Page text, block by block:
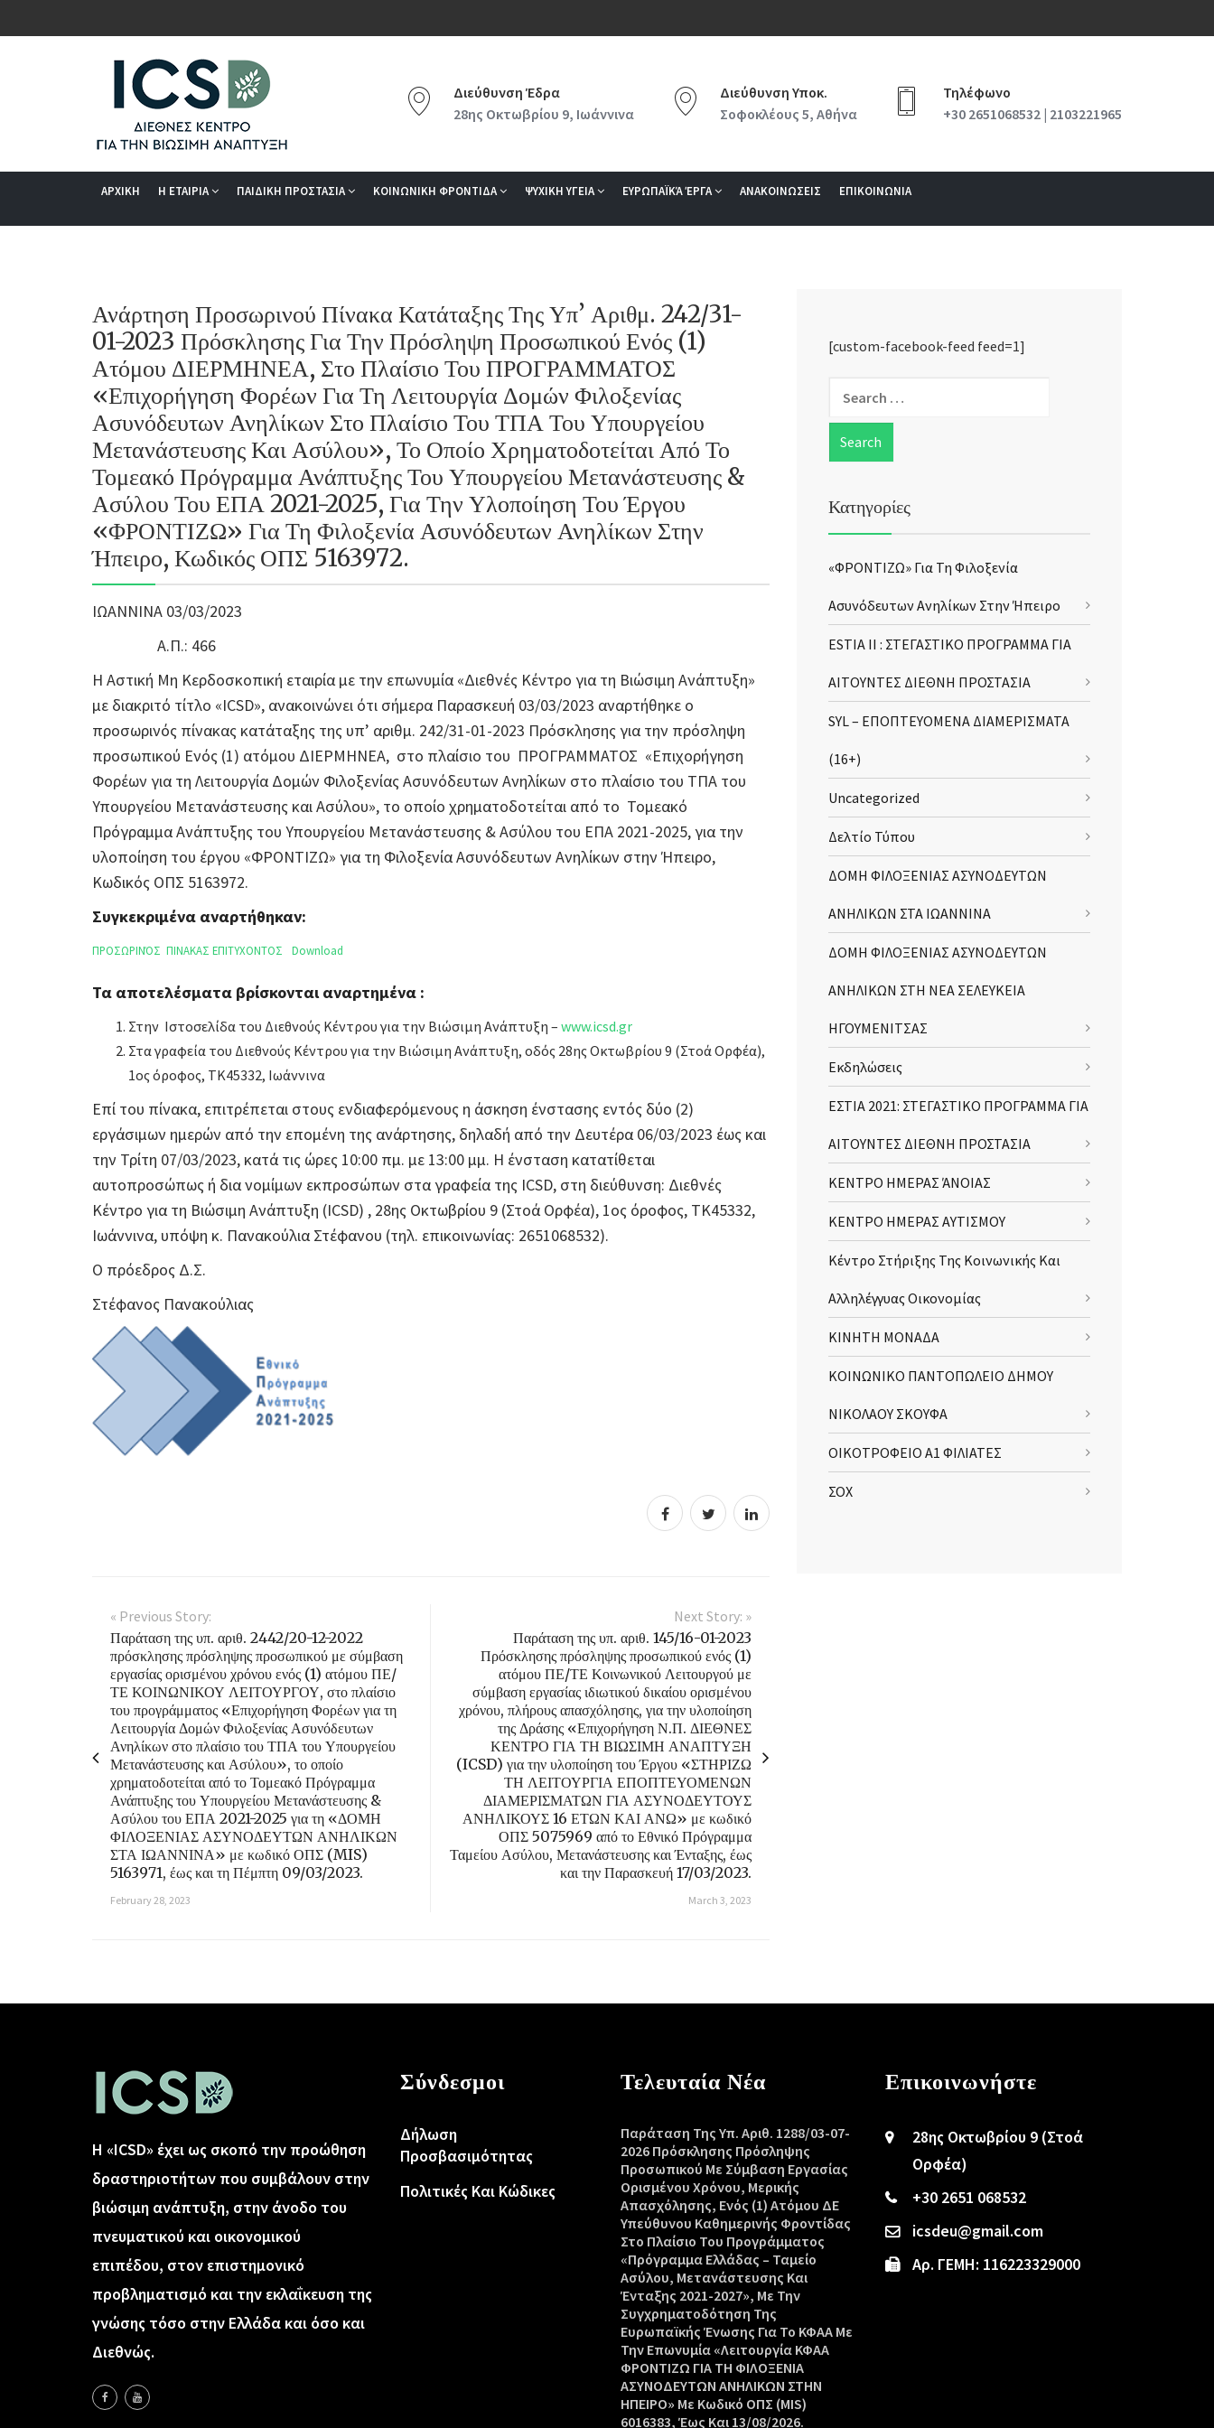
Διεύθυνση Έδρα
28ης Οκτωβρίου 9, Ιωάννινα
Διεύθυνση Υποκ.
Σοφοκλέους 5, Αθήνα
Τηλέφωνο
+30 2651068532 | 2103221965
ΑΡΧΙΚΗ Η ΕΤΑΙΡΙΑ ΠΑΙΔΙΚΗ ΠΡΟΣΤΑΣΙΑ ΚΟΙΝΩΝΙΚΗ ΦΡΟΝΤΙΔΑ ΨΥΧΙΚΗ ΥΓΕΙΑ ΕΥΡΩΠΑΪΚΆ ΈΡΓΑ ΑΝΑΚΟΙΝΩΣΕΙΣ ΕΠΙΚΟΙΝΩΝΙΑ
Ανάρτηση Προσωρινού Πίνακα Κατάταξης Της Υπ’ Αριθμ. 242/31-
01-2023 Πρόσκλησης Για Την Πρόσληψη Προσωπικού Ενός (1)
Ατόμου ΔΙΕΡΜΗΝΕΑ, Στο Πλαίσιο Του ΠΡΟΓΡΑΜΜΑΤΟΣ
«Επιχορήγηση Φορέων Για Τη Λειτουργία Δομών Φιλοξενίας
Ασυνόδευτων Ανηλίκων Στο Πλαίσιο Του ΤΠΑ Του Υπουργείου
Μετανάστευσης Και Ασύλου», Το Οποίο Χρηματοδοτείται Από Το
Τομεακό Πρόγραμμα Ανάπτυξης Του Υπουργείου Μετανάστευσης &
Ασύλου Του ΕΠΑ 2021-2025, Για Την Υλοποίηση Του Έργου
«ΦΡΟΝΤΙΖΩ» Για Τη Φιλοξενία Ασυνόδευτων Ανηλίκων Στην
Ήπειρο, Κωδικός ΟΠΣ 5163972.
ΙΩΑΝΝΙΝΑ 03/03/2023
Α.Π.: 466
Η Αστική Μη Κερδοσκοπική εταιρία με την επωνυμία «Διεθνές Κέντρο για τη Βιώσιμη Ανάπτυξη»
με διακριτό τίτλο «ICSD», ανακοινώνει ότι σήμερα Παρασκευή 03/03/2023 αναρτήθηκε ο
προσωρινός πίνακας κατάταξης της υπ’ αριθμ. 242/31-01-2023 Πρόσκλησης για την πρόσληψη
προσωπικού Ενός (1) ατόμου ΔΙΕΡΜΗΝΕΑ, στο πλαίσιο του ΠΡΟΓΡΑΜΜΑΤΟΣ «Επιχορήγηση
Φορέων για τη Λειτουργία Δομών Φιλοξενίας Ασυνόδευτων Ανηλίκων στο πλαίσιο του ΤΠΑ του
Υπουργείου Μετανάστευσης και Ασύλου», το οποίο χρηματοδοτείται από το Τομεακό
Πρόγραμμα Ανάπτυξης του Υπουργείου Μετανάστευσης & Ασύλου του ΕΠΑ 2021-2025, για την
υλοποίηση του έργου «ΦΡΟΝΤΙΖΩ» για τη Φιλοξενία Ασυνόδευτων Ανηλίκων στην Ήπειρο,
Κωδικός ΟΠΣ 5163972.
Συγκεκριμένα αναρτήθηκαν:
ΠΡΟΣΩΡΙΝΌΣ ΠΙΝΑΚΑΣ ΕΠΙΤΥΧΟΝΤΟΣ Download
Τα αποτελέσματα βρίσκονται αναρτημένα :
Στην Ιστοσελίδα του Διεθνούς Κέντρου για την Βιώσιμη Ανάπτυξη – www.icsd.gr
Στα γραφεία του Διεθνούς Κέντρου για την Βιώσιμη Ανάπτυξη, οδός 28ης Οκτωβρίου 9 (Στοά Ορφέα),
1ος όροφος, ΤΚ45332, Ιωάννινα
Επί του πίνακα, επιτρέπεται στους ενδιαφερόμενους η άσκηση ένστασης εντός δύο (2)
εργάσιμων ημερών από την επομένη της ανάρτησης, δηλαδή από την Δευτέρα 06/03/2023 έως και
την Τρίτη 07/03/2023, κατά τις ώρες 10:00 πμ. με 13:00 μμ. Η ένσταση κατατίθεται
αυτοπροσώπως ή δια νομίμων εκπροσώπων στα γραφεία της ICSD, στη διεύθυνση: Διεθνές
Κέντρο για τη Βιώσιμη Ανάπτυξη (ICSD) , 28ης Οκτωβρίου 9 (Στοά Ορφέα), 1ος όροφος, ΤΚ45332,
Ιωάννινα, υπόψη κ. Πανακούλια Στέφανου (τηλ. επικοινωνίας: 2651068532).
Ο πρόεδρος Δ.Σ.
Στέφανος Πανακούλιας
« Previous Story:
Παράταση της υπ. αριθ. 2442/20-12-2022
πρόσκλησης πρόσληψης προσωπικού με σύμβαση
εργασίας ορισμένου χρόνου ενός (1) ατόμου ΠΕ/
ΤΕ ΚΟΙΝΩΝΙΚΟΥ ΛΕΙΤΟΥΡΓΟΥ, στο πλαίσιο
του προγράμματος «Επιχορήγηση Φορέων για τη
Λειτουργία Δομών Φιλοξενίας Ασυνόδευτων
Ανηλίκων στο πλαίσιο του ΤΠΑ του Υπουργείου
Μετανάστευσης και Ασύλου», το οποίο
χρηματοδοτείται από το Τομεακό Πρόγραμμα
Ανάπτυξης του Υπουργείου Μετανάστευσης &
Ασύλου του ΕΠΑ 2021-2025 για τη «ΔΟΜΗ
ΦΙΛΟΞΕΝΙΑΣ ΑΣΥΝΟΔΕΥΤΩΝ ΑΝΗΛΙΚΩΝ
ΣΤΑ ΙΩΑΝΝΙΝΑ» με κωδικό ΟΠΣ (MIS)
5163971, έως και τη Πέμπτη 09/03/2023.
February 28, 2023
Next Story: »
Παράταση της υπ. αριθ. 145/16-01-2023
Πρόσκλησης πρόσληψης προσωπικού ενός (1)
ατόμου ΠΕ/ΤΕ Κοινωνικού Λειτουργού με
σύμβαση εργασίας ιδιωτικού δικαίου ορισμένου
χρόνου, πλήρους απασχόλησης, για την υλοποίηση
της Δράσης «Επιχορήγηση Ν.Π. ΔΙΕΘΝΕΣ
ΚΕΝΤΡΟ ΓΙΑ ΤΗ ΒΙΩΣΙΜΗ ΑΝΑΠΤΥΞΗ
(ICSD) για την υλοποίηση του Έργου «ΣΤΗΡΙΖΩ
ΤΗ ΛΕΙΤΟΥΡΓΙΑ ΕΠΟΠΤΕΥΟΜΕΝΩΝ
ΔΙΑΜΕΡΙΣΜΑΤΩΝ ΓΙΑ ΑΣΥΝΟΔΕΥΤΟΥΣ
ΑΝΗΛΙΚΟΥΣ 16 ΕΤΩΝ ΚΑΙ ΑΝΩ» με κωδικό
ΟΠΣ 5075969 από το Εθνικό Πρόγραμμα
Ταμείου Ασύλου, Μετανάστευσης και Ένταξης, έως
και την Παρασκευή 17/03/2023.
March 3, 2023
[custom-facebook-feed feed=1]
Κατηγορίες
«ΦΡΟΝΤΙΖΩ» Για Τη Φιλοξενία
Ασυνόδευτων Ανηλίκων Στην Ήπειρο
ESTIA II : ΣΤΕΓΑΣΤΙΚΟ ΠΡΟΓΡΑΜΜΑ ΓΙΑ
ΑΙΤΟΥΝΤΕΣ ΔΙΕΘΝΗ ΠΡΟΣΤΑΣΙΑ
SYL – ΕΠΟΠΤΕΥΟΜΕΝΑ ΔΙΑΜΕΡΙΣΜΑΤΑ
(16+)
Uncategorized
Δελτίο Τύπου
ΔΟΜΗ ΦΙΛΟΞΕΝΙΑΣ ΑΣΥΝΟΔΕΥΤΩΝ
ΑΝΗΛΙΚΩΝ ΣΤΑ ΙΩΑΝΝΙΝΑ
ΔΟΜΗ ΦΙΛΟΞΕΝΙΑΣ ΑΣΥΝΟΔΕΥΤΩΝ
ΑΝΗΛΙΚΩΝ ΣΤΗ ΝΕΑ ΣΕΛΕΥΚΕΙΑ
ΗΓΟΥΜΕΝΙΤΣΑΣ
Εκδηλώσεις
ΕΣΤΙΑ 2021: ΣΤΕΓΑΣΤΙΚΟ ΠΡΟΓΡΑΜΜΑ ΓΙΑ
ΑΙΤΟΥΝΤΕΣ ΔΙΕΘΝΗ ΠΡΟΣΤΑΣΙΑ
ΚΕΝΤΡΟ ΗΜΕΡΑΣ ΆΝΟΙΑΣ
ΚΕΝΤΡΟ ΗΜΕΡΑΣ ΑΥΤΙΣΜΟΥ
Κέντρο Στήριξης Της Κοινωνικής Και
Αλληλέγγυας Οικονομίας
ΚΙΝΗΤΗ ΜΟΝΑΔΑ
ΚΟΙΝΩΝΙΚΟ ΠΑΝΤΟΠΩΛΕΙΟ ΔΗΜΟΥ
ΝΙΚΟΛΑΟΥ ΣΚΟΥΦΑ
ΟΙΚΟΤΡΟΦΕΙΟ Α1 ΦΙΛΙΑΤΕΣ
ΣΟΧ
Η «ICSD» έχει ως σκοπό την προώθηση
δραστηριοτήτων που συμβάλουν στην
βιώσιμη ανάπτυξη, στην άνοδο του
πνευματικού και οικονομικού
επιπέδου, στον επιστημονικό
προβληματισμό και την εκλαΐκευση της
γνώσης τόσο στην Ελλάδα και όσο και
Διεθνώς.
Σύνδεσμοι
Δήλωση
Προσβασιμότητας
Πολιτικές Και Κώδικες
Τελευταία Νέα
Παράταση Της Υπ. Αριθ. 1288/03-07-
2026 Πρόσκλησης Πρόσληψης
Προσωπικού Με Σύμβαση Εργασίας
Ορισμένου Χρόνου, Μερικής
Απασχόλησης, Ενός (1) Ατόμου ΔΕ
Υπεύθυνου Καθημερινής Φροντίδας
Στο Πλαίσιο Του Προγράμματος
«Πρόγραμμα Ελλάδας – Ταμείο
Ασύλου, Μετανάστευσης Και
Ένταξης 2021-2027», Με Την
Συγχρηματοδότηση Της
Ευρωπαϊκής Ένωσης Για Το ΚΦΑΑ Με
Την Επωνυμία «Λειτουργία ΚΦΑΑ
ΦΡΟΝΤΙΖΩ ΓΙΑ ΤΗ ΦΙΛΟΞΕΝΙΑ
ΑΣΥΝΟΔΕΥΤΩΝ ΑΝΗΛΙΚΩΝ ΣΤΗΝ
ΗΠΕΙΡΟ» Με Κωδικό ΟΠΣ (MIS)
6016383, Έως Και 13/08/2026.
Επικοινωνήστε
28ης Οκτωβρίου 9 (Στοά
Ορφέα)
+30 2651 068532
icsdeu@gmail.com
Αρ. ΓΕΜΗ: 116223329000